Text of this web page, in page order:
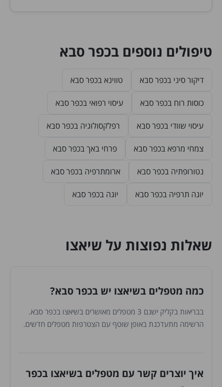
טיפולים נוספים בכפר סבא
דיקור סיני בכפר סבא טווינא בכפר סבא
כוסות רוח בכפר סבא עיסוי רפואי בכפר סבא
עיסוי שוודי בכפר סבא רפלקסולוגיה בכפר סבא
צמחי מרפא בכפר סבא פרחי באך בכפר סבא
נטורופתיה בכפר סבא ארומתרפיה בכפר סבא
יוגה תרפיה בכפר סבא יוגה בכפר סבא
שאלות נפוצות על שיאצו
כמה מטפלים בשיאצו יש בכפר סבא?
בבריאות בקליק ישנם 3 מטפלים מאושרים בשיאצו בכפר סבא.
הרשימה מתעדכנת באופן שוטף עם הצטרפות מטפלים חדשים.
איך יוצרים קשר עם מטפלים בשיאצו בכפר